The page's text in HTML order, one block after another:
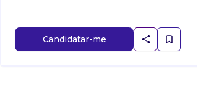
Candidatar-me